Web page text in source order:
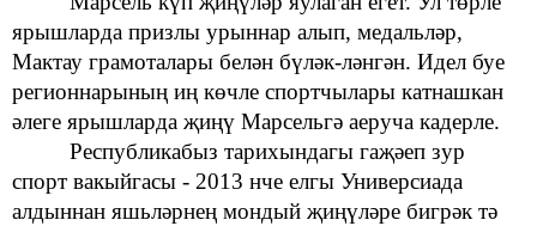
ярышларда призлы урыннар алып, медальләр,
Мактау грамоталары белән бүләк-ләнгән. Идел буе
регионнарының иң көчле спортчылары катнашкан
әлеге ярышларда җиңү Марсельгә аеруча кадерле.
Республикабыз тарихындагы гаҗәеп зур
спорт вакыйгасы - 2013 нче елгы Универсиада
алдыннан яшьләрнең мондый җиңүләре бигрәк тә